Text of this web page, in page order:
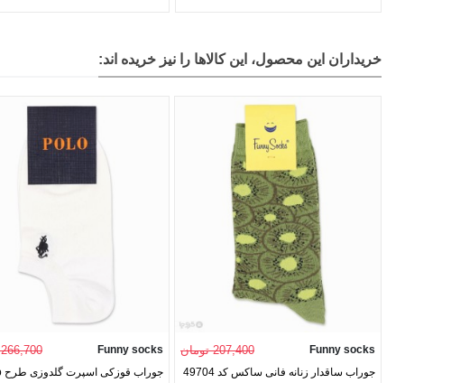
خریداران این محصول، این کالاها را نیز خریده اند:
Funny socks 207,400 تومان
جوراب ساقدار زنانه فانی ساکس کد 49704
Funny socks 266,700 تومان
جوراب قوزکی اسپرت گلدوزی طرح Polo